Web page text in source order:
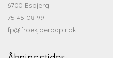
6700 Esbjerg
75 45 08 99
fp@froekjaerpapir.dk